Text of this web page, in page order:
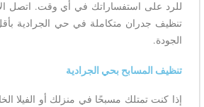
للرد على استفساراتك في أي وقت. اتصل
تنظيف جدران متكاملة في حي الجرادية
الجودة.
تنظيف المسابح بحي الجرادية
إذا كنت تمتلك مسبحًا في منزلك أو الفيلا